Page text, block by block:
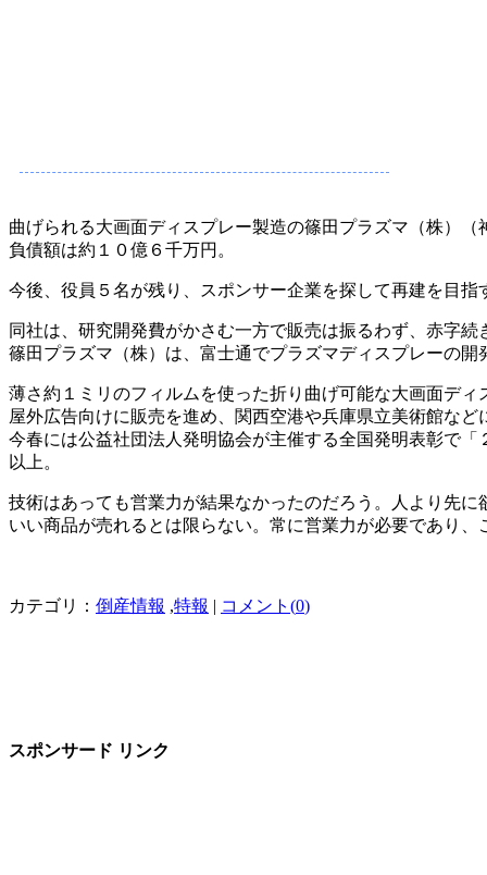
曲げられる大画面ディスプレー製造の篠田プラズマ（株）
負債額は約１０億６千万円。
今後、役員５名が残り、スポンサー企業を探して再建を目指
同社は、研究開発費がかさむ一方で販売は振るわず、赤字
篠田プラズマ（株）は、富士通でプラズマディスプレーの
薄さ約１ミリのフィルムを使った折り曲げ可能な大画面デ
屋外広告向けに販売を進め、関西空港や兵庫県立美術館な
今春には公益社団法人発明協会が主催する全国発明表彰で
以上。
技術はあっても営業力が結果なかったのだろう。人より先
いい商品が売れるとは限らない。常に営業力が必要であり
カテゴリ： 倒産情報 ,特報 | コメント(0)
スポンサード リンク